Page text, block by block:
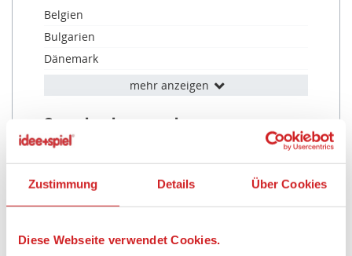
Zustimmung Details Über Cookies
Diese Webseite verwendet Cookies.
Belgien
Bulgarien
Dänemark
Griechenland
Irland
Italien
Lettland
mehr anzeigen
Standardversand
ab 0,00 € Bestellwert
Versandgebiet
Deutschland